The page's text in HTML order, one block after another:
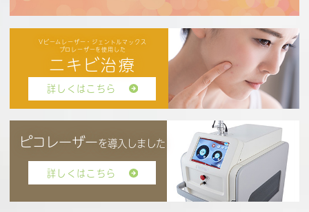
Vビームレーザー・ジェントルマックス
プロレーザーを使用した
ニキビ治療
詳しくはこちら
ピコレーザーを導入しました
詳しくはこちら